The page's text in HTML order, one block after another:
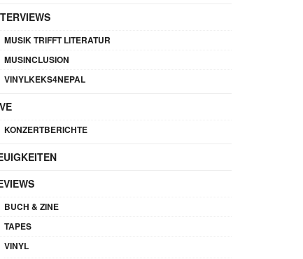
MUSIK TRIFFT LITERATUR
MUSINCLUSION
VINYLKEKS4NEPAL
KONZERTBERICHTE
BUCH & ZINE
TAPES
VINYL